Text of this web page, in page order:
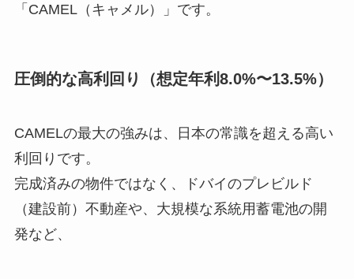
「CAMEL（キャメル）」です。
圧倒的な高利回り（想定年利8.0%〜13.5%）
CAMELの最大の強みは、日本の常識を超える高い
利回りです。
完成済みの物件ではなく、ドバイのプレビルド
（建設前）不動産や、大規模な系統用蓄電池の開
発など、